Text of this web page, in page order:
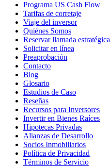
Programa US Cash Flow
Tarifas de corretaje
Viaje del inversor
Quiénes Somos
Reservar llamada estratégica
Solicitar en línea
Preaprobación
Contacto
Blog
Glosario
Estudios de Caso
Reseñas
Recursos para Inversores
Invertir en Bienes Raíces
Hipotecas Privadas
Alianzas de Desarrollo
Socios Inmobiliarios
Política de Privacidad
Términos de Servicio